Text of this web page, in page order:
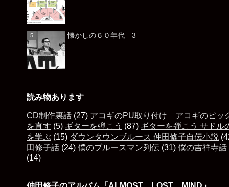
懐かしの６０年代 3
読み物あります
CD制作裏話 (27) アコギのPU取り付け アコギのピッ
を直す (5) ギターを弾こう (87) ギターを弾こう サドル
を学ぶ (15) ダウンタウンブルース 仲田修子自伝小説
田修子話 (24) 僕のブルースマン列伝 (31) 僕の吉祥寺話
(14)